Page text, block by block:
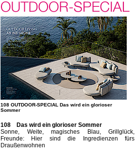
108 OUTDOOR-SPECIAL Das wird ein glorioser
Sommer
108 Das wird ein glorioser Sommer
Sonne, Weite, magisches Blau, Grillglück,
Freunde: Hier sind die Ingredienzen fürs
Draußenwohnen